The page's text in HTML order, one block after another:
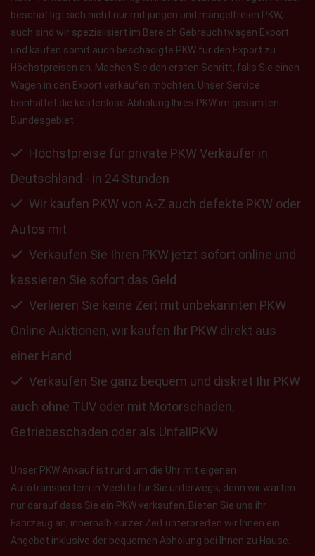
beschäftigt sich nicht nur mit jungen und mängelfreien PKW,
auch sind wir spezialisiert im Bereich Gebrauchtwagen Export
und kaufen somit auch beschädigte PKW für den Export zu
Höchstpreisen an. Machen Sie den ersten Schritt, falls Sie einen
Wagen in den Export verkaufen möchten. Unser Service
beinhaltet die kostenlose Abholung Ihres PKW im gesamten
Bundesgebiet.
Höchstpreise für private PKW Verkäufer in
Deutschland - in 24 Stunden
Wir kaufen PKW von A-Z auch defekte PKW oder
Autos mit
Verkaufen Sie Ihren PKW jetzt sofort online und
kassieren Sie sofort das Geld
Verlieren Sie keine Zeit mit unbekannten PKW
Online Auktionen, wir kaufen Ihr PKW direkt aus
einer Hand
Verkaufen Sie ganz bequem und diskret Ihr PKW
auch ohne TÜV oder mit Motorschaden,
Getriebeschaden oder als UnfallPKW
Unser PKW Ankauf ist rund um die Uhr mit eigenen
Autotransportern in Vechta für Sie unterwegs, denn wir warten
nur darauf dass Sie ein PKW verkaufen. Bieten Sie uns ihr
Fahrzeug an, innerhalb kurzer Zeit unterbreiten wir Ihnen ein
Angebot inklusive der bequemen Abholung bei Ihnen zu Hause.